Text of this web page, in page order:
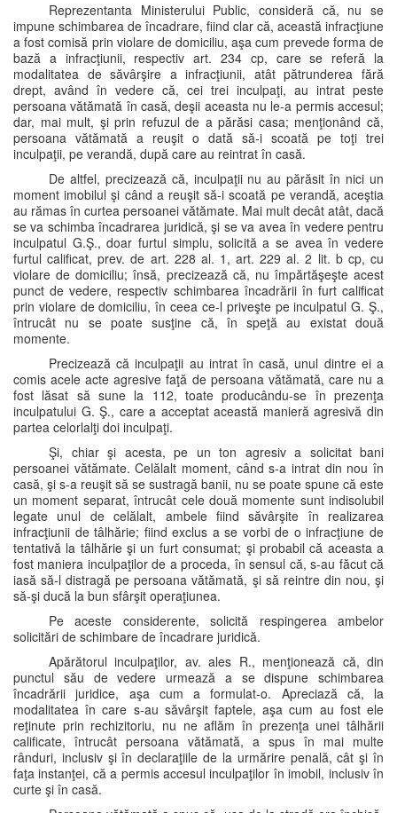
Reprezentanta Ministerului Public, consideră că, nu se
impune schimbarea de încadrare, fiind clar că, această infracţiune
a fost comisă prin violare de domiciliu, aşa cum prevede forma de
bază a infracţiunii, respectiv art. 234 cp, care se referă la
modalitatea de săvârşire a infracţiunii, atât pătrunderea fără
drept, având în vedere că, cei trei inculpaţi, au intrat peste
persoana vătămată în casă, deşii aceasta nu le-a permis accesul;
dar, mai mult, şi prin refuzul de a părăsi casa; menţionând că,
persoana vătămată a reuşit o dată să-i scoată pe toţi trei
inculpaţii, pe verandă, după care au reintrat în casă.
De altfel, precizează că, inculpaţii nu au părăsit în nici un
moment imobilul şi când a reuşit să-i scoată pe verandă, aceştia
au rămas în curtea persoanei vătămate. Mai mult decât atât, dacă
se va schimba încadrarea juridică, şi se va avea în vedere pentru
inculpatul G.Ş., doar furtul simplu, solicită a se avea în vedere
furtul calificat, prev. de art. 228 al. 1, art. 229 al. 2 lit. b cp, cu
violare de domiciliu; însă, precizează că, nu împărtăşeşte acest
punct de vedere, respectiv schimbarea încadrării în furt calificat
prin violare de domiciliu, în ceea ce-l priveşte pe inculpatul G. Ş.,
întrucât nu se poate susţine că, în speţă au existat două
momente.
Precizează că inculpaţii au intrat în casă, unul dintre ei a
comis acele acte agresive faţă de persoana vătămată, care nu a
fost lăsat să sune la 112, toate producându-se în prezenţa
inculpatului G. Ş., care a acceptat această manieră agresivă din
partea celorlalţi doi inculpaţi.
Şi, chiar şi acesta, pe un ton agresiv a solicitat bani
persoanei vătămate. Celălalt moment, când s-a intrat din nou în
casă, şi s-a reuşit să se sustragă banii, nu se poate spune că este
un moment separat, întrucât cele două momente sunt indisolubil
legate unul de celălalt, ambele fiind săvârşite în realizarea
infracţiunii de tâlhărie; fiind exclus a se vorbi de o infracţiune de
tentativă la tâlhărie şi un furt consumat; şi probabil că aceasta a
fost maniera inculpaţilor de a proceda, în sensul că, s-au făcut că
iasă să-l distragă pe persoana vătămată, şi să reintre din nou, şi
să-şi ducă la bun sfârşit operaţiunea.
Pe aceste considerente, solicită respingerea ambelor
solicitări de schimbare de încadrare juridică.
Apărătorul inculpaţilor, av. ales R., menţionează că, din
punctul său de vedere urmează a se dispune schimbarea
încadrării juridice, aşa cum a formulat-o. Apreciază că, la
modalitatea în care s-au săvârşit faptele, aşa cum au fost ele
reţinute prin rechizitoriu, nu ne aflăm în prezenţa unei tâlhării
calificate, întrucât persoana vătămată, a spus în mai multe
rânduri, inclusiv şi în declaraţiile de la urmărire penală, cât şi în
faţa instanţei, că a permis accesul inculpaţilor în imobil, inclusiv în
curte şi în casă.